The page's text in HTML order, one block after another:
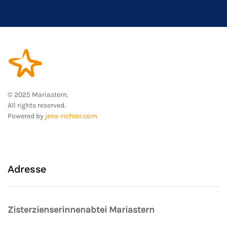
© 2025 Mariastern.
All rights reserved.
Powered by jens-richter.com
Adresse
Zisterzienserinnenabtei Mariastern